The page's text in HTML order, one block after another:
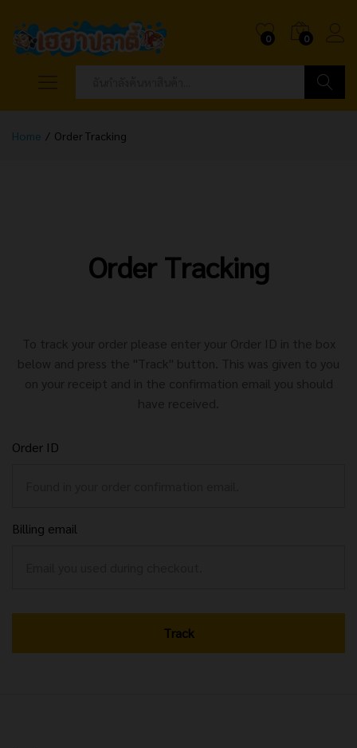
0 0
ค้นหา
Home / Order Tracking
Order Tracking
Order ID
Billing email
Track